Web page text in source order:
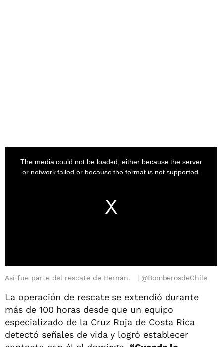
Así fue parte del rescate de Hernán. @BomberosdeChile
La operación de rescate se extendió durante
más de 100 horas desde que un equipo
especializado de la Cruz Roja de Costa Rica
detectó señales de vida y logró establecer